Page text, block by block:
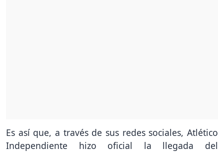
Es así que, a través de sus redes sociales, Atlético
Independiente hizo oficial la llegada del